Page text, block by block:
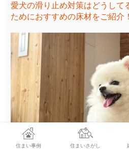
愛犬の滑り止め対策はどうして
ためにおすすめの床材をご紹介！
住まい事例 住まいさがし